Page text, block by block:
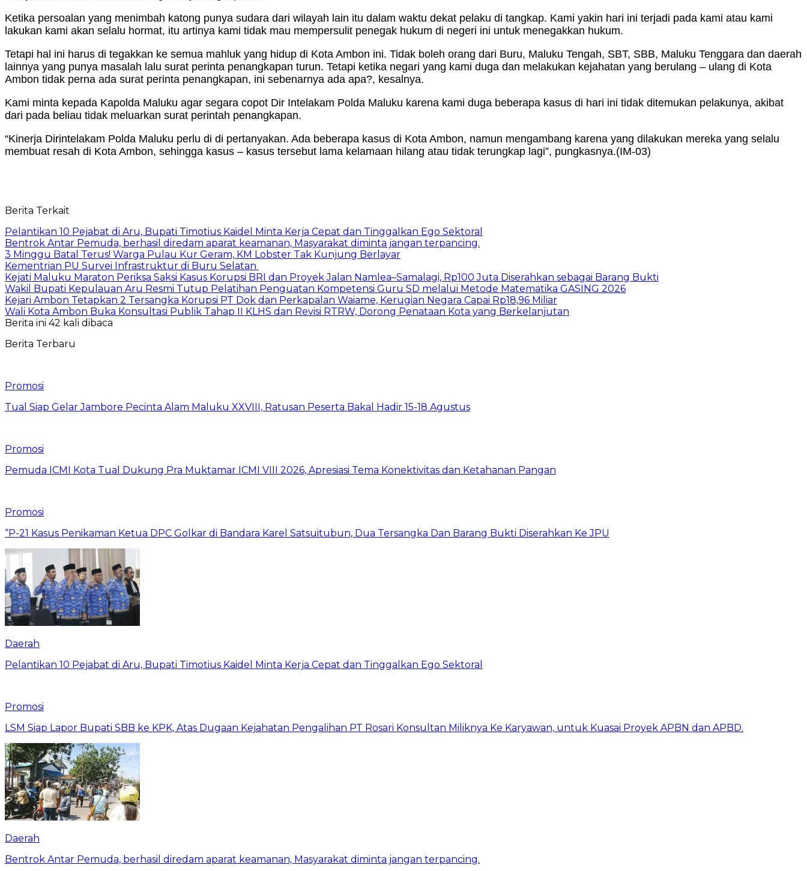
Ketika persoalan yang menimbah katong punya sudara dari wilayah lain itu dalam waktu dekat pelaku di tangkap. Kami yakin hari ini terjadi pada kami atau kami
lakukan kami akan selalu hormat, itu artinya kami tidak mau mempersulit penegak hukum di negeri ini untuk menegakkan hukum.
Tetapi hal ini harus di tegakkan ke semua mahluk yang hidup di Kota Ambon ini. Tidak boleh orang dari Buru, Maluku Tengah, SBT, SBB, Maluku Tenggara dan daerah
lainnya yang punya masalah lalu surat perinta penangkapan turun. Tetapi ketika negari yang kami duga dan melakukan kejahatan yang berulang – ulang di Kota
Ambon tidak perna ada surat perinta penangkapan, ini sebenarnya ada apa?, kesalnya.
Kami minta kepada Kapolda Maluku agar segara copot Dir Intelakam Polda Maluku karena kami duga beberapa kasus di hari ini tidak ditemukan pelakunya, akibat
dari pada beliau tidak meluarkan surat perintah penangkapan.
“Kinerja Dirintelakam Polda Maluku perlu di di pertanyakan. Ada beberapa kasus di Kota Ambon, namun mengambang karena yang dilakukan mereka yang selalu
membuat resah di Kota Ambon, sehingga kasus – kasus tersebut lama kelamaan hilang atau tidak terungkap lagi”, pungkasnya.(IM-03)
Berita Terkait
Pelantikan 10 Pejabat di Aru, Bupati Timotius Kaidel Minta Kerja Cepat dan Tinggalkan Ego Sektoral
Bentrok Antar Pemuda, berhasil diredam aparat keamanan, Masyarakat diminta jangan terpancing.
3 Minggu Batal Terus! Warga Pulau Kur Geram, KM Lobster Tak Kunjung Berlayar
Kementrian PU Survei Infrastruktur di Buru Selatan
Kejati Maluku Maraton Periksa Saksi Kasus Korupsi BRI dan Proyek Jalan Namlea–Samalagi, Rp100 Juta Diserahkan sebagai Barang Bukti
Wakil Bupati Kepulauan Aru Resmi Tutup Pelatihan Penguatan Kompetensi Guru SD melalui Metode Matematika GASING 2026
Kejari Ambon Tetapkan 2 Tersangka Korupsi PT Dok dan Perkapalan Waiame, Kerugian Negara Capai Rp18,96 Miliar
Wali Kota Ambon Buka Konsultasi Publik Tahap II KLHS dan Revisi RTRW, Dorong Penataan Kota yang Berkelanjutan
Berita ini 42 kali dibaca
Berita Terbaru
Promosi
Tual Siap Gelar Jambore Pecinta Alam Maluku XXVIII, Ratusan Peserta Bakal Hadir 15-18 Agustus
Promosi
Pemuda ICMI Kota Tual Dukung Pra Muktamar ICMI VIII 2026, Apresiasi Tema Konektivitas dan Ketahanan Pangan
Promosi
“P-21 Kasus Penikaman Ketua DPC Golkar di Bandara Karel Satsuitubun, Dua Tersangka Dan Barang Bukti Diserahkan Ke JPU
Daerah
Pelantikan 10 Pejabat di Aru, Bupati Timotius Kaidel Minta Kerja Cepat dan Tinggalkan Ego Sektoral
Promosi
LSM Siap Lapor Bupati SBB ke KPK, Atas Dugaan Kejahatan Pengalihan PT Rosari Konsultan Miliknya Ke Karyawan, untuk Kuasai Proyek APBN dan APBD.
Daerah
Bentrok Antar Pemuda, berhasil diredam aparat keamanan, Masyarakat diminta jangan terpancing.